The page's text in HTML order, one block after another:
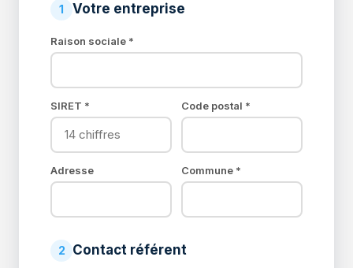
1 Votre entreprise
Raison sociale *
SIRET * Code postal *
Adresse Commune *
2 Contact référent